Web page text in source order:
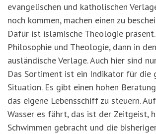
evangelischen und katholischen
noch kommen, machen einen zu
Dafür ist islamische Theologie präsent.
Philosophie und Theologie, dann in
ausländische Verlage. Auch hier sind
Das Sortiment ist ein Indikator für die
Situation. Es gibt einen hohen
das eigene Lebensschiff zu steuern.
Wasser es fährt, das ist der Zeitgeist,
Schwimmen gebracht und die